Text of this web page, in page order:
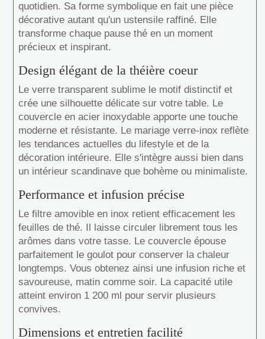
quotidien. Sa forme symbolique en fait une pièce
décorative autant qu'un ustensile raffiné. Elle
transforme chaque pause thé en un moment
précieux et inspirant.
Design élégant de la théière coeur
Le verre transparent sublime le motif distinctif et
crée une silhouette délicate sur votre table. Le
couvercle en acier inoxydable apporte une touche
moderne et résistante. Le mariage verre-inox reflète
les tendances actuelles du lifestyle et de la
décoration intérieure. Elle s'intègre aussi bien dans
un intérieur scandinave que bohème ou minimaliste.
Performance et infusion précise
Le filtre amovible en inox retient efficacement les
feuilles de thé. Il laisse circuler librement tous les
arômes dans votre tasse. Le couvercle épouse
parfaitement le goulot pour conserver la chaleur
longtemps. Vous obtenez ainsi une infusion riche et
savoureuse, matin comme soir. La capacité utile
atteint environ 1 200 ml pour servir plusieurs
convives.
Dimensions et entretien facilité